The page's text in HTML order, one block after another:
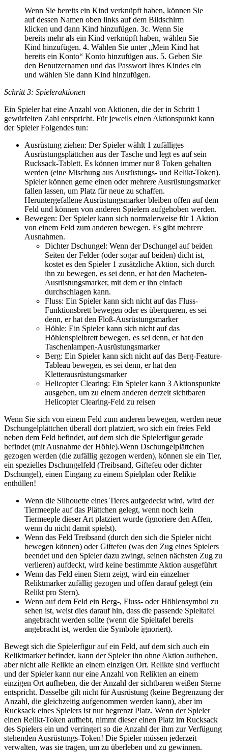
Wenn Sie bereits ein Kind verknüpft haben, können Sie
auf dessen Namen oben links auf dem Bildschirm
klicken und dann Kind hinzufügen. 3c. Wenn Sie
bereits mehr als ein Kind verknüpft haben, wählen Sie
Kind hinzufügen. 4. Wählen Sie unter „Mein Kind hat
bereits ein Konto“ Konto hinzufügen aus. 5. Geben Sie
den Benutzernamen und das Passwort Ihres Kindes ein
und wählen Sie dann Kind hinzufügen.
Schritt 3: Spieleraktionen
Ein Spieler hat eine Anzahl von Aktionen, die der in Schritt 1
gewürfelten Zahl entspricht. Für jeweils einen Aktionspunkt kann
der Spieler Folgendes tun:
Ausrüstung ziehen: Der Spieler wählt 1 zufälliges
Ausrüstungsplättchen aus der Tasche und legt es auf sein
Rucksack-Tablett. Es können immer nur 8 Token gehalten
werden (eine Mischung aus Ausrüstungs- und Relikt-Token).
Spieler können gerne einen oder mehrere Ausrüstungsmarker
fallen lassen, um Platz für neue zu schaffen.
Heruntergefallene Ausrüstungsmarker bleiben offen auf dem
Feld und können von anderen Spielern aufgehoben werden.
Bewegen: Der Spieler kann sich normalerweise für 1 Aktion
von einem Feld zum anderen bewegen. Es gibt mehrere
Ausnahmen.
Dichter Dschungel: Wenn der Dschungel auf beiden
Seiten der Felder (oder sogar auf beiden) dicht ist,
kostet es den Spieler 1 zusätzliche Aktion, sich durch
ihn zu bewegen, es sei denn, er hat den Macheten-
Ausrüstungsmarker, mit dem er ihn einfach
durchschlagen kann.
Fluss: Ein Spieler kann sich nicht auf das Fluss-
Funktionsbrett bewegen oder es überqueren, es sei
denn, er hat den Floß-Ausrüstungsmarker
Höhle: Ein Spieler kann sich nicht auf das
Höhlenspielbrett bewegen, es sei denn, er hat den
Taschenlampen-Ausrüstungsmarker
Berg: Ein Spieler kann sich nicht auf das Berg-Feature-
Tableau bewegen, es sei denn, er hat den
Kletterausrüstungsmarker
Helicopter Clearing: Ein Spieler kann 3 Aktionspunkte
ausgeben, um zu einem anderen derzeit sichtbaren
Helicopter Clearing-Feld zu reisen
Wenn Sie sich von einem Feld zum anderen bewegen, werden neue
Dschungelplättchen überall dort platziert, wo sich ein freies Feld
neben dem Feld befindet, auf dem sich die Spielerfigur gerade
befindet (mit Ausnahme der Höhle).Wenn Dschungelplättchen
gezogen werden (die zufällig gezogen werden), können sie ein Tier,
ein spezielles Dschungelfeld (Treibsand, Giftefeu oder dichter
Dschungel), einen Eingang zu einem Spielplan oder Relikte
enthüllen!
Wenn die Silhouette eines Tieres aufgedeckt wird, wird der
Tiermeeple auf das Plättchen gelegt, wenn noch kein
Tiermeeple dieser Art platziert wurde (ignoriere den Affen,
wenn du nicht damit spielst).
Wenn das Feld Treibsand (durch den sich die Spieler nicht
bewegen können) oder Giftefeu (was den Zug eines Spielers
beendet und den Spieler dazu zwingt, seinen nächsten Zug zu
verlieren) aufdeckt, wird keine bestimmte Aktion ausgeführt
Wenn das Feld einen Stern zeigt, wird ein einzelner
Reliktmarker zufällig gezogen und offen darauf gelegt (ein
Relikt pro Stern).
Wenn auf dem Feld ein Berg-, Fluss- oder Höhlensymbol zu
sehen ist, weist dies darauf hin, dass die passende Spieltafel
angebracht werden sollte (wenn die Spieltafel bereits
angebracht ist, werden die Symbole ignoriert).
Bewegt sich die Spielerfigur auf ein Feld, auf dem sich auch ein
Reliktmarker befindet, kann der Spieler ihn ohne Aktion aufheben,
aber nicht alle Relikte an einem einzigen Ort. Relikte sind verflucht
und der Spieler kann nur eine Anzahl von Relikten an einem
einzigen Ort aufheben, die der Anzahl der sichtbaren weißen Sterne
entspricht. Dasselbe gilt nicht für Ausrüstung (keine Begrenzung der
Anzahl, die gleichzeitig aufgenommen werden kann), aber im
Rucksack eines Spielers ist nur begrenzt Platz. Wenn der Spieler
einen Relikt-Token aufhebt, nimmt dieser einen Platz im Rucksack
des Spielers ein und verringert so die Anzahl der ihm zur Verfügung
stehenden Ausrüstungs-Token! Die Spieler müssen jederzeit
verwalten, was sie tragen, um zu überleben und zu gewinnen.